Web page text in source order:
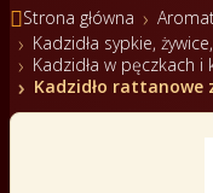
Strona główna
Kadzidła sypkie,
Kadzidła w pęczkach i
Kadzidło rattanowe